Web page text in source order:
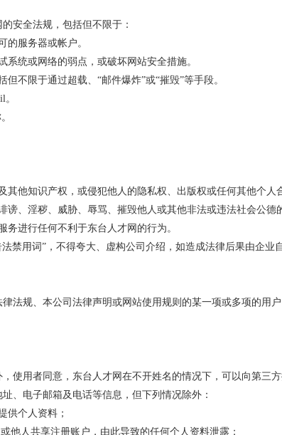
安全法规，包括但不限于：
的服务器或帐户。
统或网络的弱点，或破坏网站安全措施。
不限于通过超载、“邮件爆炸”或“摧毁”等手段。
其他知识产权，或侵犯他人的隐私权、出版权或任何其他个人
谤、淫秽、威胁、辱骂、摧毁他人或其他非法或违法社会公德
进行任何不利于东台人才网的行为。
禁用词” ，不得夸大、虚构公司介绍，如造成法律后果由企业
法规、本公司法律声明或网站使用规则的某一项或多项的用
使用者同意，东台人才网在不开姓名的情况下，可以向第三
、电子邮箱及电话等信息，但下列情况除外：
供个人资料；
他人共享注册账户，由此导致的任何个人资料泄露；